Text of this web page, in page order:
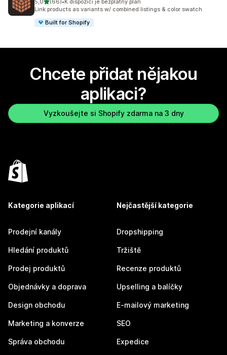
5,0 (66)
Celkový počet recenzí: 66
•K dispozici je bezplatný plán
Link products as variants w/ combined listings & color swatch
Built for Shopify
Chcete přidat nějakou
aplikaci?
Vyzkoušejte si Shopify zdarma na 3 dny
Kategorie aplikací
Prodejní kanály
Hledání produktů
Prodej produktů
Objednávky a doprava
Design obchodu
Marketing a konverze
Správa obchodu
Nejčastější kategorie
Dropshipping
Tržiště
Recenze produktů
Upselling a balíčky
E-mailový marketing
SEO
Expedice